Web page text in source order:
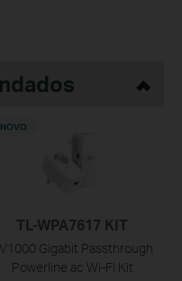
TL-WPA7617 KIT
Gigabit Passthrough
Powerline ac Wi-Fi Kit
NOVO